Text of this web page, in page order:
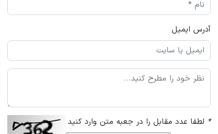
آدرس ایمیل
* لطفا عدد مقابل را در جعبه متن وارد کنید